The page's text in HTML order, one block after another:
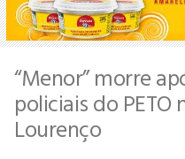
“Menor” morre
policiais do PETO
Lourenço